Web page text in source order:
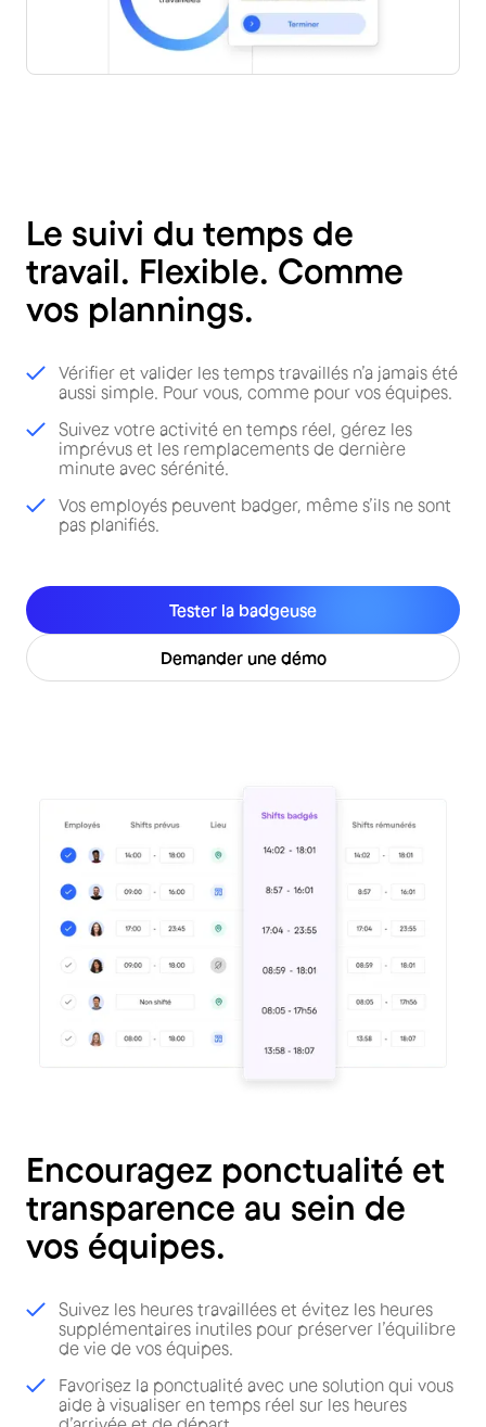
Le suivi du temps de
travail. Flexible. Comme
vos plannings.
Vérifier et valider les temps travaillés n’a jamais été
aussi simple. Pour vous, comme pour vos équipes.
Suivez votre activité en temps réel, gérez les
imprévus et les remplacements de dernière
minute avec sérénité.
Vos employés peuvent badger, même s’ils ne sont
pas planifiés.
Tester la badgeuse
Demander une démo
Encouragez ponctualité et
transparence au sein de
vos équipes.
Suivez les heures travaillées et évitez les heures
supplémentaires inutiles pour préserver l’équilibre
de vie de vos équipes.
Favorisez la ponctualité avec une solution qui vous
aide à visualiser en temps réel sur les heures